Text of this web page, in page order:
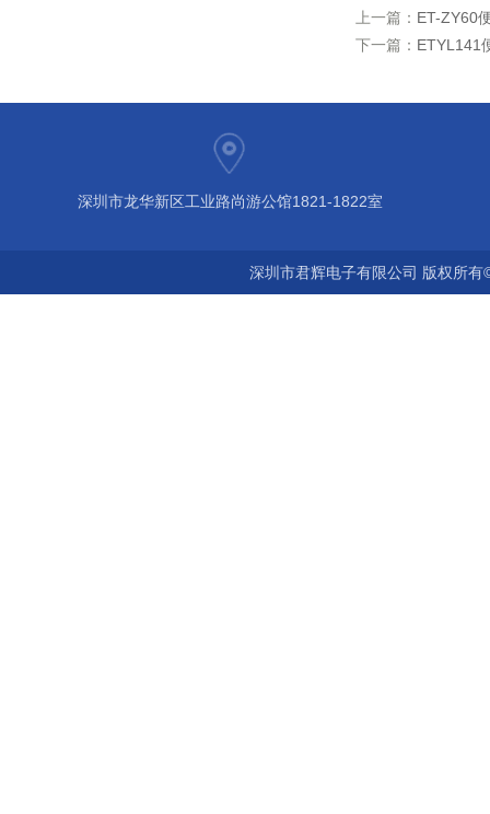
上一篇： ET-ZY60
下一篇： ETYL141
深圳市龙华新区工业路尚游公馆1821-1822室
深圳市君辉电子有限公司 版权所